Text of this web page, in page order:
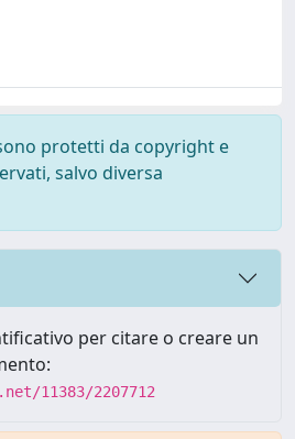
protetti da copyright e
salvo diversa
per citare o creare un
11383/2207712